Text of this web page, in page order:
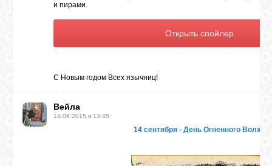
и пирами.
С Новым годом Всех язычниц!
Вейла
14.09.2015 в 13:45
14 сентября - День Огненного Волха